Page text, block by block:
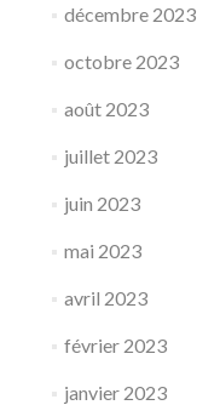
décembre 2023
octobre 2023
août 2023
juillet 2023
juin 2023
mai 2023
avril 2023
février 2023
janvier 2023